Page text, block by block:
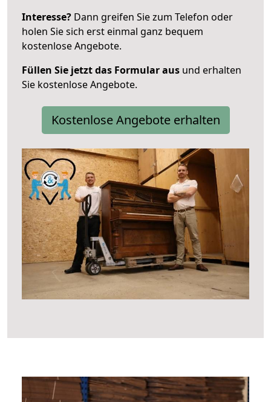
Interesse? Dann greifen Sie zum Telefon oder
holen Sie sich erst einmal ganz bequem
kostenlose Angebote.
Füllen Sie jetzt das Formular aus und erhalten
Sie kostenlose Angebote.
Kostenlose Angebote erhalten